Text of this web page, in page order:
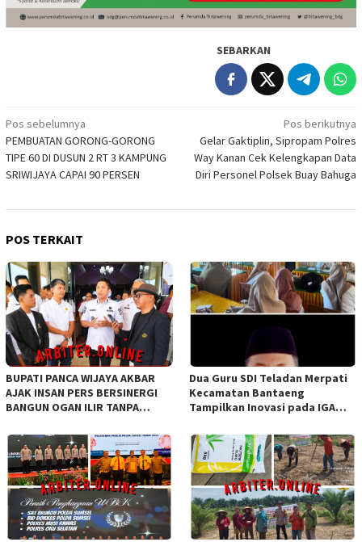
SEBARKAN
Navigasi
pos
Pos sebelumnya
PEMBUATAN GORONG-GORONG
TIPE 60 DI DUSUN 2 RT 3 KAMPUNG
SRIWIJAYA CAPAI 90 PERSEN
Pos berikutnya
Gelar Gaktiplin, Sipropam Polres
Way Kanan Cek Kelengkapan Data
Diri Personel Polsek Buay Bahuga
POS TERKAIT
BUPATI PANCA WIJAYA AKBAR
AJAK INSAN PERS BERSINERGI
BANGUN OGAN ILIR TANPA
Dua Guru SDI Teladan Merpati
Kecamatan Bantaeng
Tampilkan Inovasi pada IGA
Sulawesi